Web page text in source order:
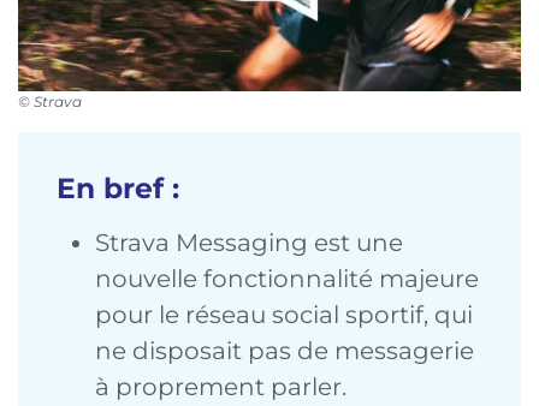
© Strava
En bref :
Strava Messaging est une
nouvelle fonctionnalité majeure
pour le réseau social sportif, qui
ne disposait pas de messagerie
à proprement parler.